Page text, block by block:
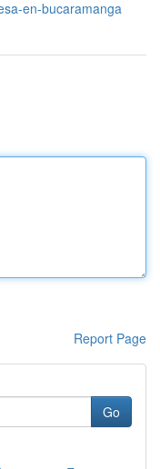
en-bucaramanga
Report Page
Go